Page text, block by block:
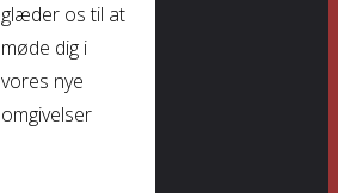
glæder os til at
møde dig i
vores nye
omgivelser